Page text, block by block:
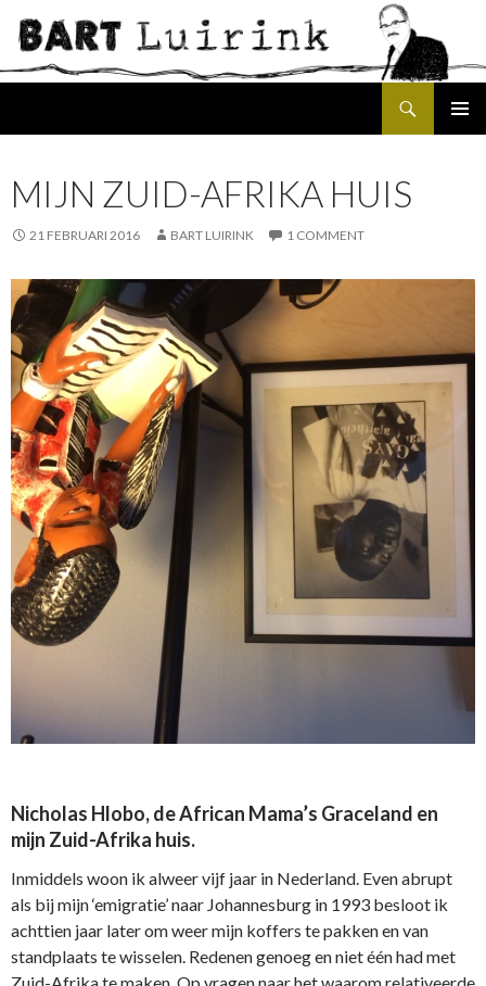
MIJN ZUID-AFRIKA HUIS
21 FEBRUARI 2016 BART LUIRINK 1 COMMENT
Nicholas Hlobo, de African Mama’s Graceland en
mijn Zuid-Afrika huis.
Inmiddels woon ik alweer vijf jaar in Nederland. Even abrupt
als bij mijn ‘emigratie’ naar Johannesburg in 1993 besloot ik
achttien jaar later om weer mijn koffers te pakken en van
standplaats te wisselen. Redenen genoeg en niet één had met